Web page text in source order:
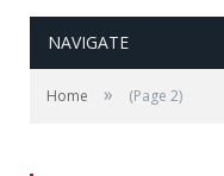
NAVIGATE
Home » (Page 2)